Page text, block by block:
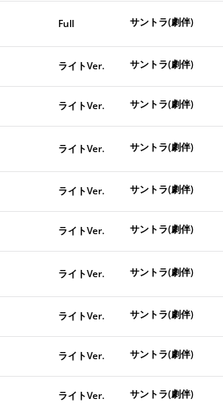
Full サントラ(劇伴)
ライトVer. サントラ(劇伴)
ライトVer. サントラ(劇伴)
ライトVer. サントラ(劇伴)
ライトVer. サントラ(劇伴)
ライトVer. サントラ(劇伴)
ライトVer. サントラ(劇伴)
ライトVer. サントラ(劇伴)
ライトVer. サントラ(劇伴)
ライトVer. サントラ(劇伴)